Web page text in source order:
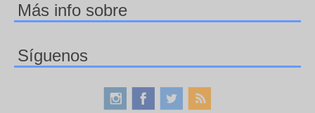
Más info sobre
Síguenos